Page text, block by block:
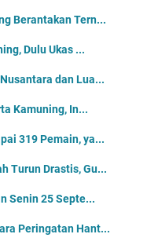
Berantakan Tern...
Dulu Ukas ...
dan Lua...
Kamuning, In...
319 Pemain, ya...
Turun Drastis, Gu...
Senin 25 Septe...
Peringatan Hant...